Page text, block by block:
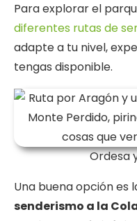
Para explorar el
diferentes rutas de
adapte a tu nivel,
tengas disponible.
Ordesa
Una buena opción es
senderismo a la